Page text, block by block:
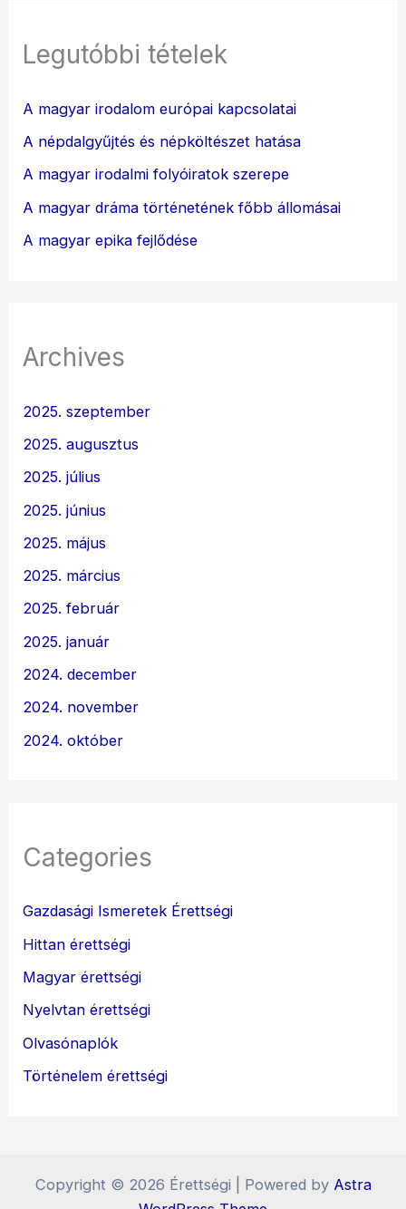
Legutóbbi tételek
A magyar irodalom európai kapcsolatai
A népdalgyűjtés és népköltészet hatása
A magyar irodalmi folyóiratok szerepe
A magyar dráma történetének főbb állomásai
A magyar epika fejlődése
Archives
2025. szeptember
2025. augusztus
2025. július
2025. június
2025. május
2025. március
2025. február
2025. január
2024. december
2024. november
2024. október
Categories
Gazdasági Ismeretek Érettségi
Hittan érettségi
Magyar érettségi
Nyelvtan érettségi
Olvasónaplók
Történelem érettségi
Copyright © 2026 Érettségi | Powered by Astra